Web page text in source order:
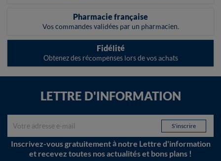
Pharmacie française
Vos commandes validées par un pharmacien.
Fidélité
Obtenez des récompenses lors de vos achats
LETTRE D'INFORMATION
Inscrivez-vous gratuitement à notre Lettre d'information
et recevez toutes nos actualités et bons plans !